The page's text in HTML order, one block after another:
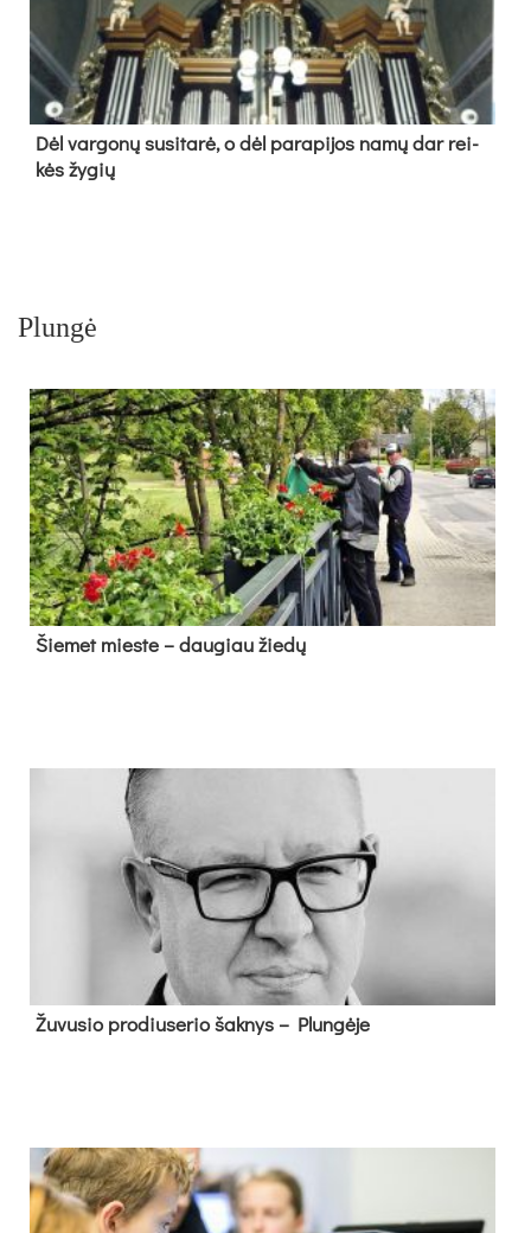
Dėl var­go­nų su­si­ta­rė, o dėl pa­ra­pi­jos na­mų dar rei­
kės žy­gių
Plungė
Šie­met mies­te – dau­giau žie­dų
Žu­vu­sio pro­diu­se­rio šak­nys – Plun­gė­je